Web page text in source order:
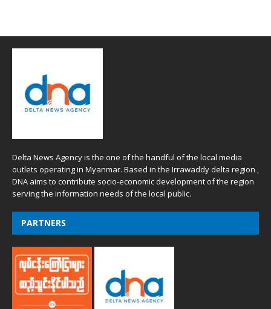
Delta News Agency is the one of the handful of the local media
outlets operating in Myanmar. Based in the Irrawaddy delta region ,
DNA aims to contribute socio-economic development of the region
serving the information needs of the local public.
PARTNERS